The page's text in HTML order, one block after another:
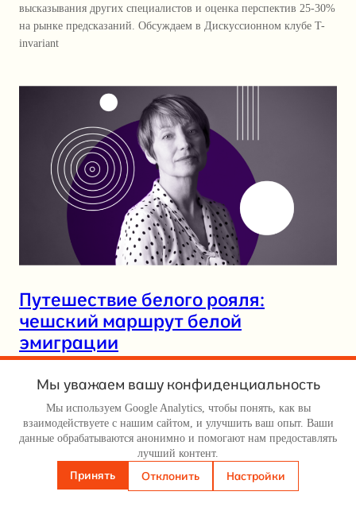
высказывания других специалистов и оценка перспектив 25-30%
на рынке предсказаний. Обсуждаем в Дискуссионном клубе T-
invariant
Путешествие белого рояля:
чешский маршрут белой
эмиграции
Июн 26, 2023—от автораalgenвВсё сложно
Русскоязычные интеллектуалы новой волны российской
эмиграции, как и сто лет назад, тяжело переживают крушение
своей идентичности и находятся в поисках стратегии
культурного выживания. Гражданский историк Марина
Добушева восстанавливает противоречивый контекст эпохи
Мы уважаем вашу конфиденциальность
Мы используем Google Analytics, чтобы понять, как вы
взаимодействуете с нашим сайтом, и улучшить ваш опыт. Ваши
данные обрабатываются анонимно и помогают нам предоставлять
лучший контент.
Принять Отклонить Настройки